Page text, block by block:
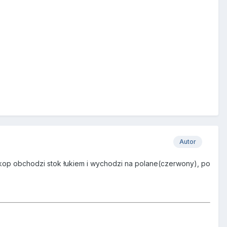
Autor
obchodzi stok łukiem i wychodzi na polane(czerwony), po